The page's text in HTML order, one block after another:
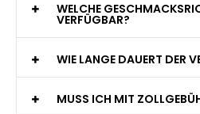
WELCHE
VERFÜGBAR?
WIE LANGE DAUERT DER
MUSS ICH MIT